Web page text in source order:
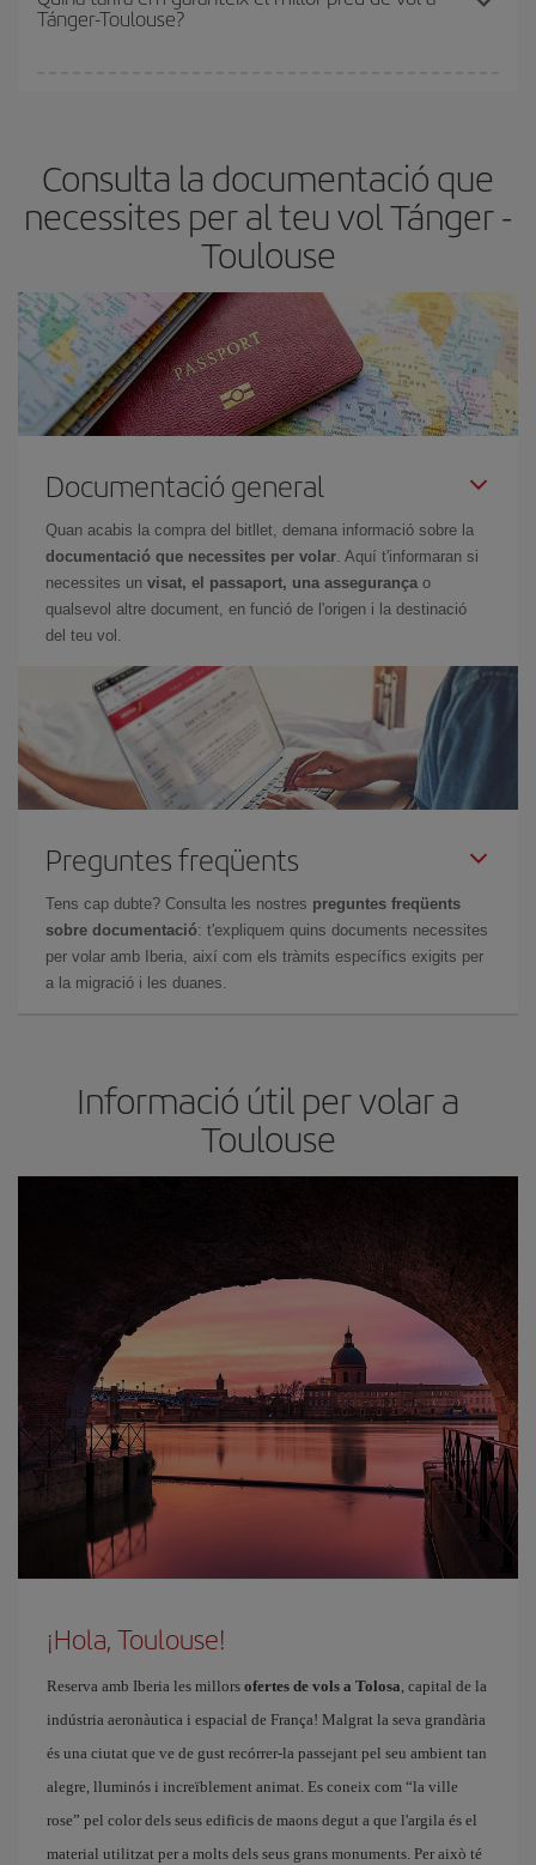
de les tarifes més barates (turista). Per aquest motiu, comprar
Tánger-Toulouse?
Consulta la documentació que
necessites per al teu vol Tánger -
Toulouse
Documentació general
Quan acabis la compra del bitllet, demana informació sobre la
documentació que necessites per volar. Aquí t'informaran si
necessites un visat, el passaport, una assegurança o
qualsevol altre document, en funció de l'origen i la destinació
del teu vol.
Preguntes freqüents
Tens cap dubte? Consulta les nostres preguntes freqüents
sobre documentació: t'expliquem quins documents necessites
per volar amb Iberia, així com els tràmits específics exigits per
a la migració i les duanes.
Informació útil per volar a
Toulouse
¡Hola, Toulouse!
Reserva amb Iberia les millors ofertes de vols a Tolosa, capital de la
indústria aeronàutica i espacial de França! Malgrat la seva grandària
és una ciutat que ve de gust recórrer-la passejant pel seu ambient tan
alegre, lluminós i increïblement animat. Es coneix com “la ville
rose” pel color dels seus edificis de maons degut a que l'argila és el
material utilitzat per a molts dels seus grans monuments. Per això té